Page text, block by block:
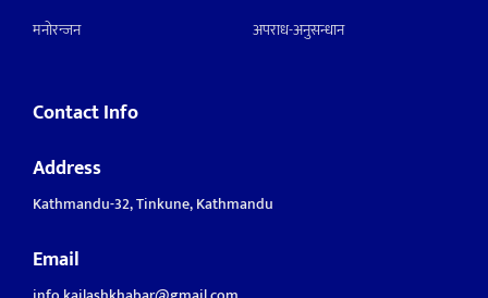
मनाेरन्जन
अपराध-अनुसन्धान
Contact Info
Address
Kathmandu-32, Tinkune, Kathmandu
Email